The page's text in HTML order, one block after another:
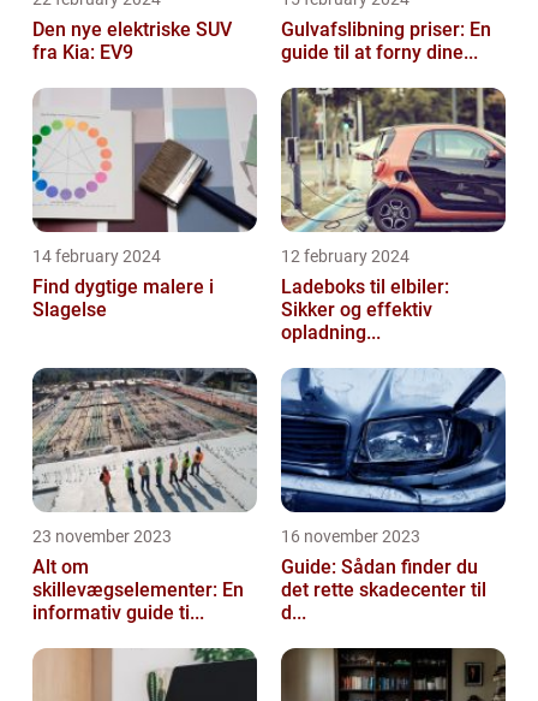
Den nye elektriske SUV
fra Kia: EV9
Gulvafslibning priser: En
guide til at forny dine...
14 february 2024
Find dygtige malere i
Slagelse
12 february 2024
Ladeboks til elbiler:
Sikker og effektiv
opladning...
23 november 2023
Alt om
skillevægselementer: En
informativ guide ti...
16 november 2023
Guide: Sådan finder du
det rette skadecenter til
d...